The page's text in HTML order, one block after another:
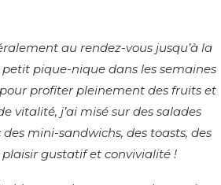
au rendez-vous jusqu’à la
petit pique-nique dans les semaines
profiter pleinement des fruits et
vitalité, j’ai misé sur des salades
mini-sandwichs, des toasts, des
plaisir gustatif et convivialité !